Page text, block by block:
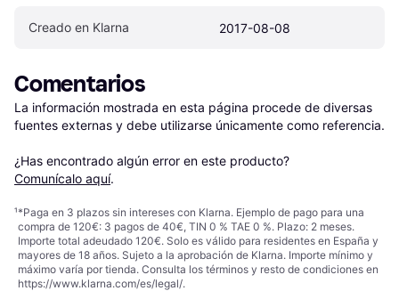
Creado en Klarna 2017-08-08
Comentarios
La información mostrada en esta página procede de diversas
fuentes externas y debe utilizarse únicamente como referencia.
¿Has encontrado algún error en este producto?
Comunícalo aquí.
¹*Paga en 3 plazos sin intereses con Klarna. Ejemplo de pago para una
compra de 120€: 3 pagos de 40€, TIN 0 % TAE 0 %. Plazo: 2 meses.
Importe total adeudado 120€. Solo es válido para residentes en España y
mayores de 18 años. Sujeto a la aprobación de Klarna. Importe mínimo y
máximo varía por tienda. Consulta los términos y resto de condiciones en
https://www.klarna.com/es/legal/.